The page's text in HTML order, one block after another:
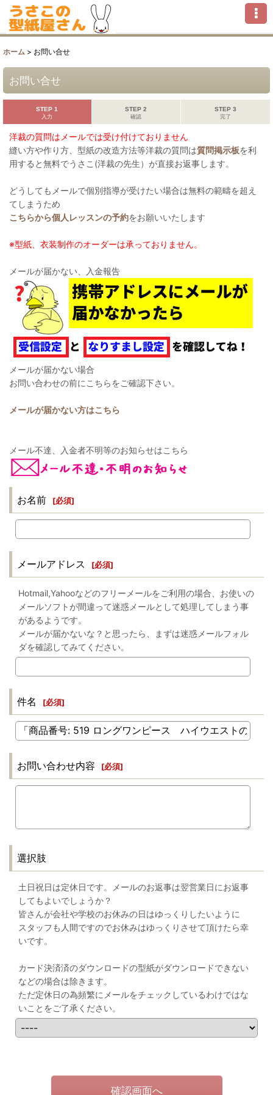
ホーム > お問い合せ
お問い合せ
STEP 1
入力
STEP 2
確認
STEP 3
完了
洋裁の質問はメールでは受け付けておりません
縫い方や作り方、型紙の改造方法等洋裁の質問は質問掲示板を利
用すると無料でうさこ(洋裁の先生）が直接お返事します。
どうしてもメールで個別指導が受けたい場合は無料の範疇を超え
てしまうため
こちらから個人レッスンの予約をお願いいたします
※型紙、衣装制作のオーダーは承っておりません。
メールが届かない、入金報告
メールが届かない場合
お問い合わせの前にこちらをご確認下さい。
メールが届かない方はこちら
メール不達、入金者不明等のお知らせはこちら
お名前 [必須]
メールアドレス [必須]
Hotmail,Yahooなどのフリーメールをご利用の場合、お使いの
メールソフトが間違って迷惑メールとして処理してしまう事
があるようです。
メールが届かないな？と思ったら、まずは迷惑メールフォル
ダを確認してみてください。
件名 [必須]
お問い合わせ内容 [必須]
選択肢
土日祝日は定休日です。メールのお返事は翌営業日にお返事
してもよいでしょうか？
皆さんが会社や学校のお休みの日はゆっくりしたいように
スタッフも人間ですのでお休みはゆっくりさせて頂けたら幸
いです。
カード決済済のダウンロードの型紙がダウンロードできない
などの場合は除きます。
ただ定休日の為頻繁にメールをチェックしているわけではな
いことをご了承ください。
確認画面へ